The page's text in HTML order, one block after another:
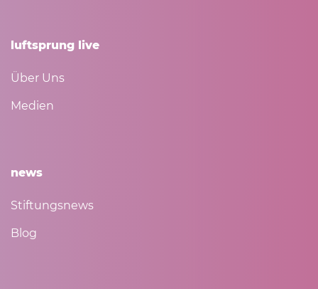
luftsprung live
Über Uns
Medien
news
Stiftungsnews
Blog